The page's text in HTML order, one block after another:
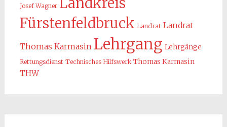
Josef Wagner
Fürstenfeldbruck Landrat Landrat
Thomas Karmasin Lehrgang Lehrgänge
Rettungsdienst Technisches Hilfswerk Thomas Karmasin
THW